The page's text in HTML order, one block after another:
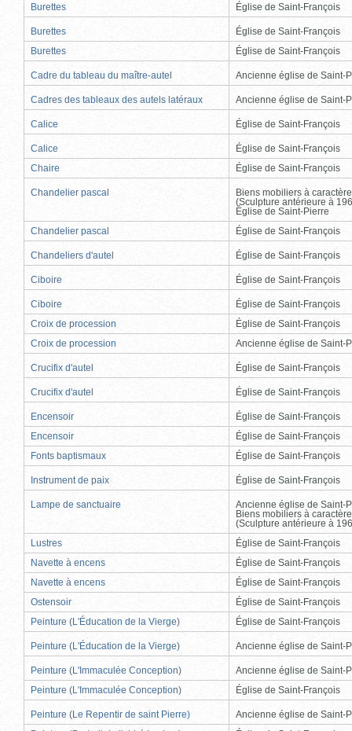
Burettes
Église de Saint-François
Burettes
Église de Saint-François
Burettes
Église de Saint-François
Cadre du tableau du maître-autel Ancienne église de Saint-
Cadres des tableaux des autels latéraux Ancienne église de Saint-
Calice Église de Saint-François
Calice
Église de Saint-François
Chaire
Église de Saint-François
Chandelier pascal
Biens mobiliers à
(Sculpture antérieure à
Église de Saint-Pierre
Chandelier pascal
Église de Saint-François
Chandeliers d'autel Église de Saint-François
Ciboire Église de Saint-François
Ciboire
Église de Saint-François
Croix de procession
Église de Saint-François
Croix de procession
Ancienne église de Saint-
Crucifix d'autel Église de Saint-François
Crucifix d'autel Église de Saint-François
Encensoir
Église de Saint-François
Encensoir
Église de Saint-François
Fonts baptismaux
Église de Saint-François
Instrument de paix Église de Saint-François
Lampe de sanctuaire
Ancienne église de Saint-
Biens mobiliers à
(Sculpture antérieure à
Lustres
Église de Saint-François
Navette à encens
Église de Saint-François
Navette à encens
Église de Saint-François
Ostensoir
Église de Saint-François
Peinture (L'Éducation de la Vierge)
Église de Saint-François
Peinture (L'Éducation de la Vierge) Ancienne église de Saint-
Peinture (L'Immaculée Conception)
Ancienne église de Saint-
Peinture (L'Immaculée Conception)
Église de Saint-François
Peinture (Le Repentir de saint Pierre)
Ancienne église de Saint-